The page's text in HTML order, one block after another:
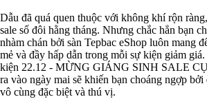
Dẫu đã quá quen thuộc với không khí rộn
sale số đôi hằng tháng. Nhưng chắc hẳn bạn
nhàm chán bởi sàn Tepbac eShop luôn mang
mẻ và đầy hấp dẫn trong mỗi sự kiện giảm
kiện 22.12 - MỪNG GIÁNG SINH SALE
ra vào ngày mai sẽ khiến bạn choáng ngợp bởi
vô cùng đặc biệt và thú vị.